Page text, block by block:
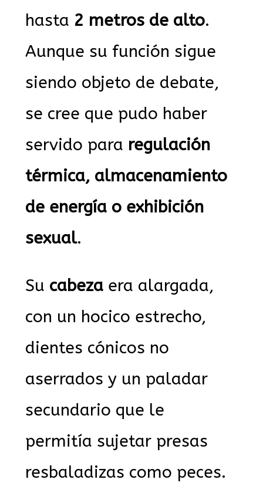
hasta 2 metros de alto.
Aunque su función sigue
siendo objeto de debate,
se cree que pudo haber
servido para regulación
térmica, almacenamiento
de energía o exhibición
sexual.
Su cabeza era alargada,
con un hocico estrecho,
dientes cónicos no
aserrados y un paladar
secundario que le
permitía sujetar presas
resbaladizas como peces.